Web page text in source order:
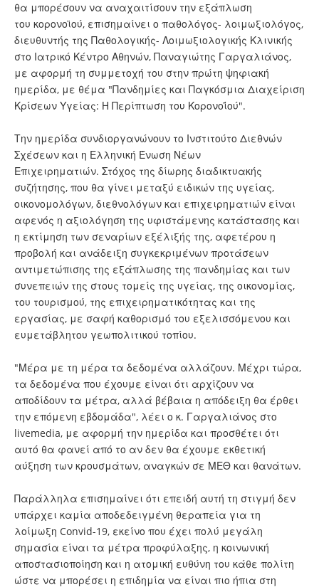
θα μπορέσουν να αναχαιτίσουν την εξάπλωση
του κορονοϊού, επισημαίνει ο παθολόγος- λοιμωξιολόγος,
διευθυντής της Παθολογικής- Λοιμωξιολογικής Κλινικής
στο Ιατρικό Κέντρο Αθηνών, Παναγιώτης Γαργαλιάνος,
με αφορμή τη συμμετοχή του στην πρώτη ψηφιακή
ημερίδα, με θέμα "Πανδημίες και Παγκόσμια Διαχείριση
Κρίσεων Υγείας: Η Περίπτωση του Κορονοΐού".
Την ημερίδα συνδιοργανώνουν το Ινστιτούτο Διεθνών
Σχέσεων και η Ελληνική Ένωση Νέων
Επιχειρηματιών. Στόχος της δίωρης διαδικτυακής
συζήτησης, που θα γίνει μεταξύ ειδικών της υγείας,
οικονομολόγων, διεθνολόγων και επιχειρηματιών είναι
αφενός η αξιολόγηση της υφιστάμενης κατάστασης και
η εκτίμηση των σεναρίων εξέλιξής της, αφετέρου η
προβολή και ανάδειξη συγκεκριμένων προτάσεων
αντιμετώπισης της εξάπλωσης της πανδημίας και των
συνεπειών της στους τομείς της υγείας, της οικονομίας,
του τουρισμού, της επιχειρηματικότητας και της
εργασίας, με σαφή καθορισμό του εξελισσόμενου και
ευμετάβλητου γεωπολιτικού τοπίου.
"Μέρα με τη μέρα τα δεδομένα αλλάζουν. Μέχρι τώρα,
τα δεδομένα που έχουμε είναι ότι αρχίζουν να
αποδίδουν τα μέτρα, αλλά βέβαια η απόδειξη θα έρθει
την επόμενη εβδομάδα", λέει ο κ. Γαργαλιάνος στο
livemedia, με αφορμή την ημερίδα και προσθέτει ότι
αυτό θα φανεί από το αν δεν θα έχουμε εκθετική
αύξηση των κρουσμάτων, αναγκών σε ΜΕΘ και θανάτων.
Παράλληλα επισημαίνει ότι επειδή αυτή τη στιγμή δεν
υπάρχει καμία αποδεδειγμένη θεραπεία για τη
λοίμωξη Convid-19, εκείνο που έχει πολύ μεγάλη
σημασία είναι τα μέτρα προφύλαξης, η κοινωνική
αποστασιοποίηση και η ατομική ευθύνη του κάθε πολίτη
ώστε να μπορέσει η επιδημία να είναι πιο ήπια στη